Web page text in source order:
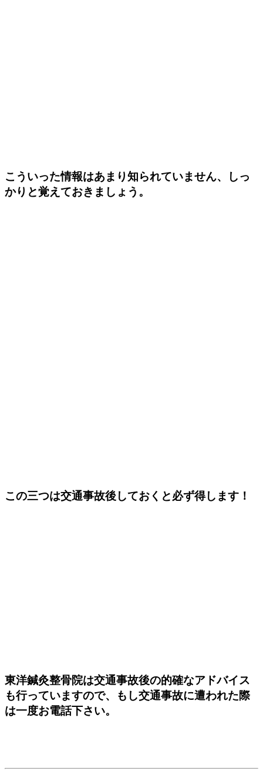
こういった情報はあまり知られていません、しっ
かりと覚えておきましょう。
この三つは交通事故後しておくと必ず得します！
東洋鍼灸整骨院は交通事故後の的確なアドバイス
も行っていますので、もし交通事故に遭われた際
は一度お電話下さい。